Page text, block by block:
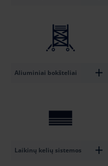
Aliuminiai bokšteliai
Laikinų kelių sistemos